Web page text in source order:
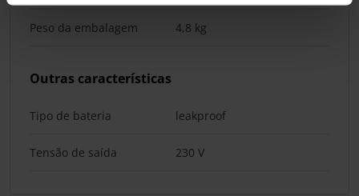
Peso da embalagem 4,8 kg
Outras características
Tipo de bateria leakproof
Tensão de saída 230 V